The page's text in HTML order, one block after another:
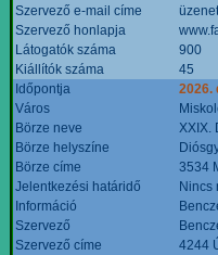
Szervező e-mail címe
Szervező honlapja
Látogatók száma
900
Kiállítók száma
45
Időpontja
2026.
Város
Börze neve
XXIX.
Börze helyszíne
Börze címe
3534
Jelentkezési határidő
Nincs
Információ
Szervező
Szervező címe
4244